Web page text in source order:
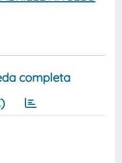
completa